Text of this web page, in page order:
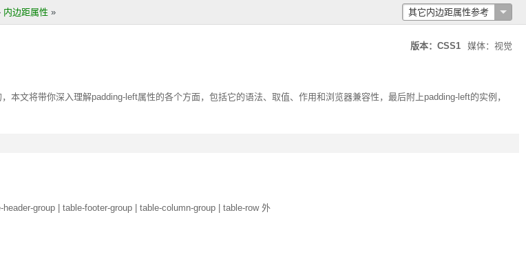
内边距属性 » 其它内边距属性参考
版本：CSS1 媒体：视觉
本文将带你深入理解padding-left属性的各个方面，包括它的语法、取值、作用和浏览器兼容性，最后附上padding-left的实例，
group | table-footer-group | table-column-group | table-row 外